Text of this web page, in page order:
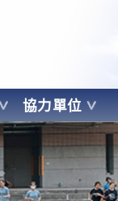
協力單位